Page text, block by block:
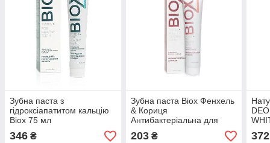
Зубна паста з
гідроксіапатитом кальцію
Biox 75 мл
346 ₴
Зубна паста Biox Фенхель
& Кориця
Антибактеріальна для
ясен Choice 75 мл 75 мл
203₴ 372